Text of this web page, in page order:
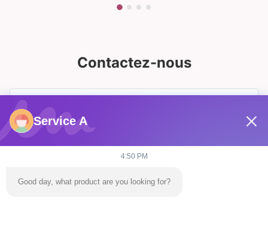
Contactez-nous
Service A
4:50 PM
Good day, what product are you looking for?